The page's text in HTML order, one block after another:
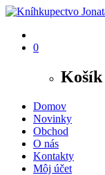
0
Košík
Domov
Novinky
Obchod
O nás
Kontakty
Môj účet